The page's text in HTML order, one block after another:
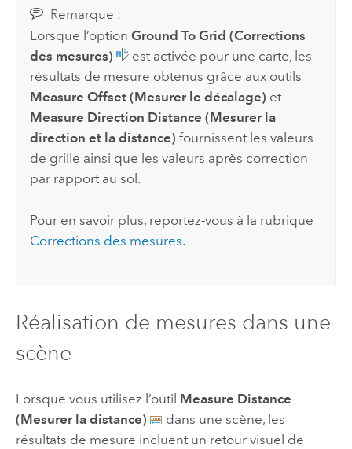
Remarque :
Lorsque l’optionGround To Grid (Corrections
des mesures)
est activée pour une carte, les
résultats de mesure obtenus grâce aux outils
Measure Offset (Mesurer le décalage) et
Measure Direction Distance (Mesurer la
direction et la distance) fournissent les valeurs
de grille ainsi que les valeurs après correction
par rapport au sol.
Pour en savoir plus, reportez-vous à la rubrique
Corrections des mesures.
Réalisation de mesures dans une
scène
Lorsque vous utilisez l’outil Measure Distance
(Mesurer la distance)
dans une scène, les
résultats de mesure incluent un retour visuel de